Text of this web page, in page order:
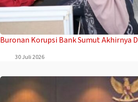
Buronan Korupsi Bank Sumut Akhirnya
30 Juli 2026